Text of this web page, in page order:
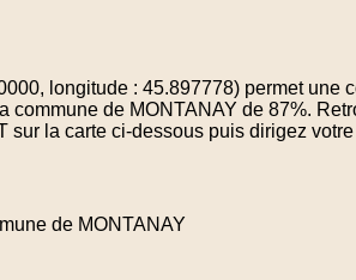
longitude : 45.897778) permet une
commune de MONTANAY de 87%.
sur la carte ci-dessous puis dirigez
de MONTANAY